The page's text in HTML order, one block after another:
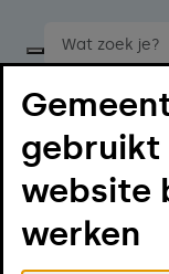
Start een
Menu
gebruikt
website
werken